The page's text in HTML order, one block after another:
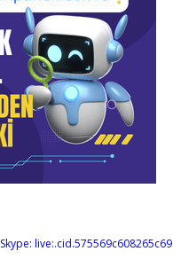
Skype: live:.cid.575569c608265c69